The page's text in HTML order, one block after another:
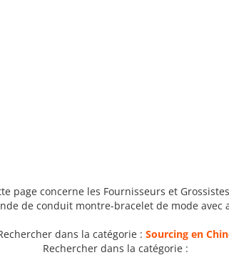
page concerne les Fournisseurs et
de conduit montre-bracelet de mode avec
dans la catégorie : Sourcing en
Rechercher dans la catégorie :